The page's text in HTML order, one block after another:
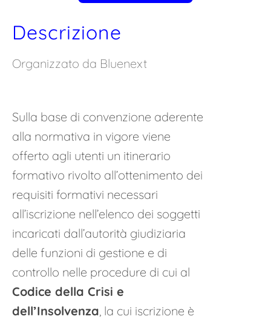
Descrizione
Organizzato da Bluenext
Sulla base di convenzione aderente
alla normativa in vigore viene
offerto agli utenti un itinerario
formativo rivolto all’ottenimento dei
requisiti formativi necessari
all’iscrizione nell’elenco dei soggetti
incaricati dall’autorità giudiziaria
delle funzioni di gestione e di
controllo nelle procedure di cui al
Codice della Crisi e
dell’Insolvenza, la cui iscrizione è